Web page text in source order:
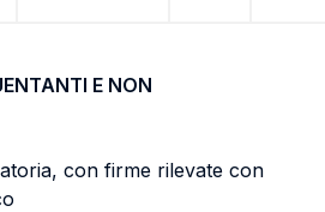
E NON
con firme rilevate con